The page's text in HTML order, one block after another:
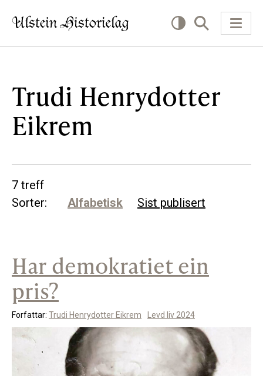
KVA VIL DU LESE OM?
Kultur
Næring
Offentlig
Personar
Bidra til lokalhistorie
Støtteannonsørar
OM ULSTEIN HISTORIELAG
Kontakt oss
Trudi Henrydotter
Eikrem
7 treff
Sorter:
Alfabetisk Sist publisert
Har demokratiet ein
pris?
Forfattar: Trudi Henrydotter Eikrem Levd liv 2024